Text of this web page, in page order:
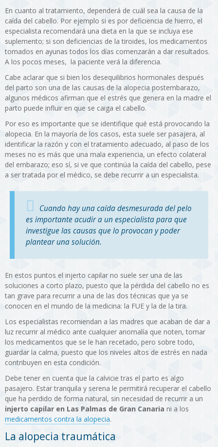
En cuanto al tratamiento, dependerá de cuál sea la causa de la
caída del cabello. Por ejemplo si es por deficiencia de hierro, el
especialista recomendará una dieta en la que se incluya ese
suplemento; si son deficiencias de la tiroides, los medicamentos
tomados en ayunas todos los días comenzarán a dar resultados.
A los pocos meses, la paciente verá la diferencia.
Cabe aclarar que si bien los desequilibrios hormonales después
del parto son una de las causas de la alopecia postembarazo,
algunos médicos afirman que el estrés que genera en la madre el
parto puede influir en que se caiga el cabello.
Por eso es importante que se identifique qué está provocando la
alopecia. En la mayoría de los casos, esta suele ser pasajera, al
identificar la razón y con el tratamiento adecuado, al paso de los
meses no es más que una mala experiencia, un efecto colateral
del embarazo; eso sí, si ve que continúa la caída del cabello, pese
a ser tratada por el médico, se debe recurrir a un especialista.
Cuando hay una caída desmesurada del pelo
es importante acudir a un especialista para que
investigue las causas que lo provocan y poder
plantear una solución.
En estos puntos el injerto capilar no suele ser una de las
soluciones a corto plazo, puesto que la pérdida del cabello no es
tan grave para recurrir a una de las dos técnicas que ya se
conocen en el mundo de la medicina: la FUE y la de la tira.
Los especialistas recomiendan a las madres que acaban de dar a
luz recurrir al médico ante cualquier anomalía que noten, tomar
los medicamentos que se le han recetado, pero sobre todo,
guardar la calma, puesto que los niveles altos de estrés en nada
contribuyen en esta condición.
Debe tener en cuenta que la calvicie tras el parto es algo
pasajero. Estar tranquila y serena le permitirá recuperar el cabello
que ha perdido de forma natural, sin necesidad de recurrir a un
injerto capilar en Las Palmas de Gran Canaria ni a los
medicamentos contra la alopecia.
La alopecia traumática